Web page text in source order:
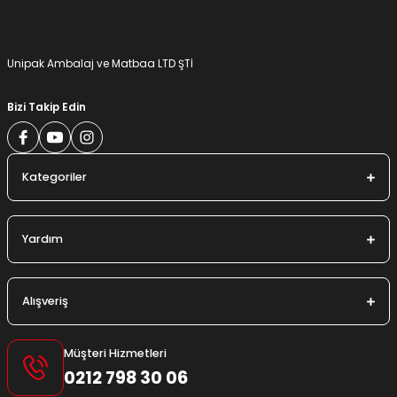
Unipak Ambalaj ve Matbaa LTD ŞTİ
Bizi Takip Edin
Kategoriler
Yardım
Alışveriş
Müşteri Hizmetleri
0212 798 30 06